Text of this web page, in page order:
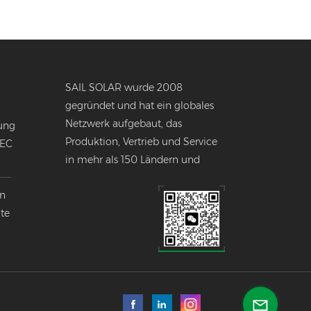
SAIL SOLAR wurde 2008
gegründet und hat ein globales
Netzwerk aufgebaut, das
Produktion, Vertrieb und Service
in mehr als 150 Ländern und